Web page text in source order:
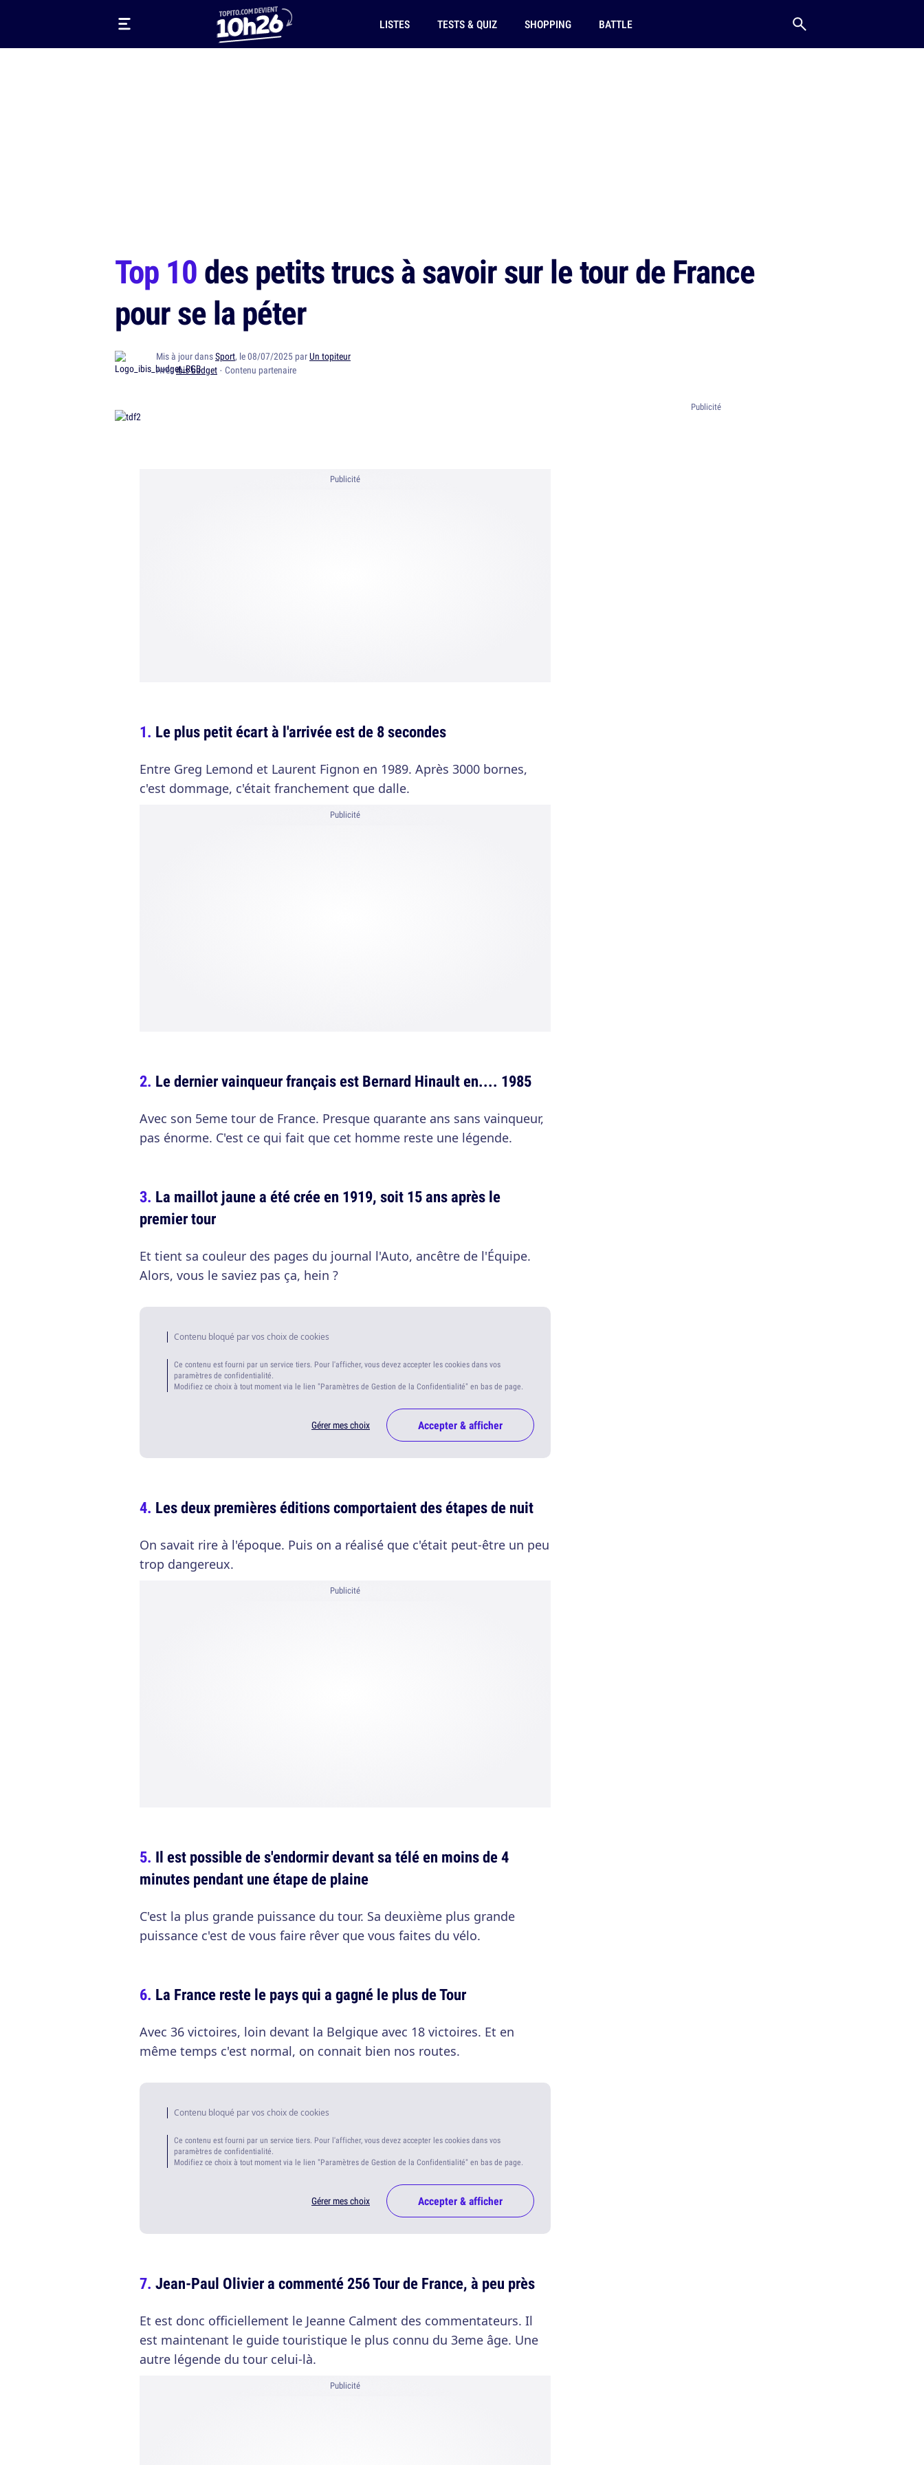
LISTES TESTS & QUIZ SHOPPING BATTLE
Top 10des petits trucs à savoir sur le tour de France
pour se la péter
Mis à jour dansSport, le 08/07/2025 parUn topiteur
Avecibis budget · Contenu partenaire
Publicité
Le plus petit écart à l'arrivée est de 8 secondes
Entre Greg Lemond et Laurent Fignon en 1989. Après 3000 bornes,
c'est dommage, c'était franchement que dalle.
Publicité
Le dernier vainqueur français est Bernard Hinault en.... 1985
Avec son 5eme tour de France. Presque quarante ans sans vainqueur,
pas énorme. C'est ce qui fait que cet homme reste une légende.
La maillot jaune a été crée en 1919, soit 15 ans après le
premier tour
Et tient sa couleur des pages du journal l'Auto, ancêtre de l'Équipe.
Alors, vous le saviez pas ça, hein ?
Contenu bloqué par vos choix de cookies
Ce contenu est fourni par un service tiers. Pour l'afficher, vous devez accepter les cookies dans vos
paramètres de confidentialité.
Modifiez ce choix à tout moment via le lien "Paramètres de Gestion de la Confidentialité" en bas de page.
Gérer mes choix Accepter & afficher
Les deux premières éditions comportaient des étapes de nuit
On savait rire à l'époque. Puis on a réalisé que c'était peut-être un peu
trop dangereux.
Publicité
Il est possible de s'endormir devant sa télé en moins de 4
minutes pendant une étape de plaine
C'est la plus grande puissance du tour. Sa deuxième plus grande
puissance c'est de vous faire rêver que vous faites du vélo.
La France reste le pays qui a gagné le plus de Tour
Avec 36 victoires, loin devant la Belgique avec 18 victoires. Et en
même temps c'est normal, on connait bien nos routes.
Contenu bloqué par vos choix de cookies
Ce contenu est fourni par un service tiers. Pour l'afficher, vous devez accepter les cookies dans vos
paramètres de confidentialité.
Modifiez ce choix à tout moment via le lien "Paramètres de Gestion de la Confidentialité" en bas de page.
Gérer mes choix Accepter & afficher
Jean-Paul Olivier a commenté 256 Tour de France, à peu près
Et est donc officiellement le Jeanne Calment des commentateurs. Il
est maintenant le guide touristique le plus connu du 3eme âge. Une
autre légende du tour celui-là.
Publicité